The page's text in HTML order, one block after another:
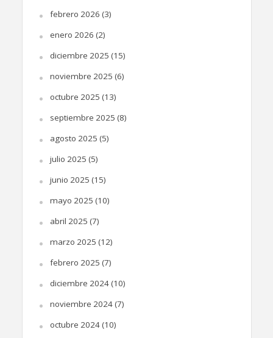
febrero 2026 (3)
enero 2026 (2)
diciembre 2025 (15)
noviembre 2025 (6)
octubre 2025 (13)
septiembre 2025 (8)
agosto 2025 (5)
julio 2025 (5)
junio 2025 (15)
mayo 2025 (10)
abril 2025 (7)
marzo 2025 (12)
febrero 2025 (7)
diciembre 2024(10)
noviembre 2024(7)
octubre 2024(10)